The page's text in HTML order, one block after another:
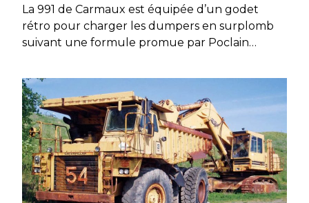
La 991 de Carmaux est équipée d’un godet
rétro pour charger les dumpers en surplomb
suivant une formule promue par Poclain…